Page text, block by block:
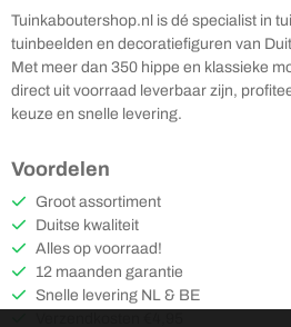
Tuinkaboutershop.nl is dé specialist in
tuinbeelden en decoratiefiguren van
Met meer dan 350 hippe en klassieke
direct uit voorraad leverbaar zijn,
keuze en snelle levering.
Voordelen
Groot assortiment
Duitse kwaliteit
Alles op voorraad!
12 maanden garantie
Snelle levering NL & BE